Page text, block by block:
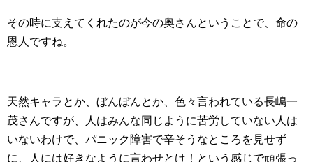
その時に支えてくれたのが今の奥さんということで、命の
恩人ですね。
天然キャラとか、ぼんぼんとか、色々言われている長嶋一
茂さんですが、人はみんな同じように苦労していない人は
いないわけで、パニック障害で辛そうなところを見せず
に、人には好きなように言わせとけ！という感じで頑張っ